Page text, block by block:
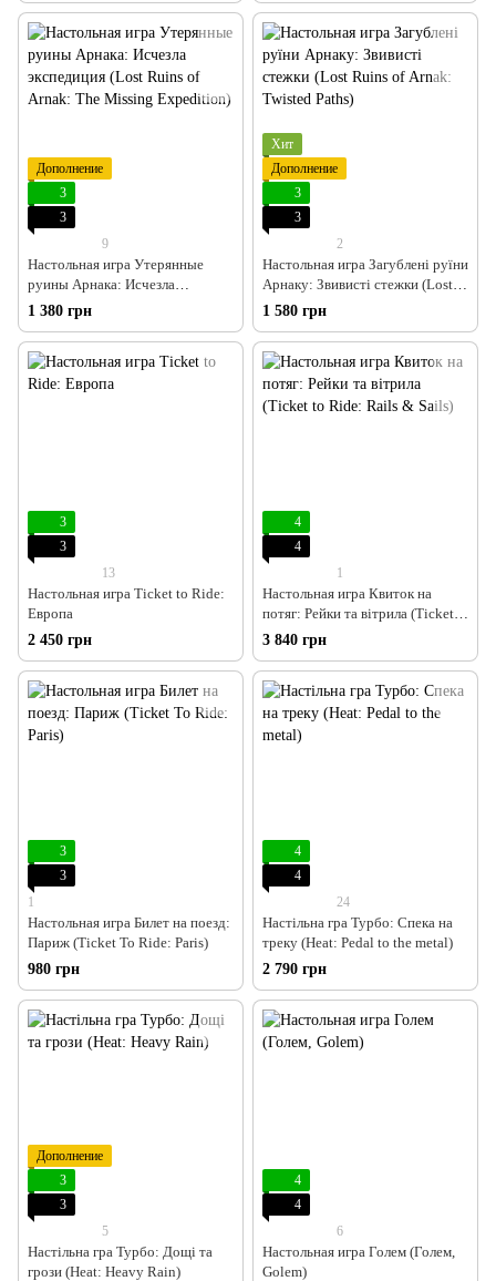
Дополнение
3
3
9
Настольная игра Утерянные
руины Арнака: Исчезла
экспедиция (Lost Ruins of Arnak:
The Missing Expedition)
1 380 грн
Хит
Дополнение
3
3
2
Настольная игра Загублені руїни
Арнаку: Звивисті стежки (Lost
Ruins of Arnak: Twisted Paths)
1 580 грн
3
3
13
Настольная игра Ticket to Ride:
Европа
2 450 грн
4
4
1
Настольная игра Квиток на
потяг: Рейки та вітрила (Ticket
to Ride: Rails & Sails)
3 840 грн
3
3
1
Настольная игра Билет на поезд:
Париж (Ticket To Ride: Paris)
980 грн
4
4
24
Настільна гра Турбо: Спека на
треку (Heat: Pedal to the metal)
2 790 грн
Дополнение
3
3
5
Настільна гра Турбо: Дощі та
грози (Heat: Heavy Rain)
4
4
6
Настольная игра Голем (Голем,
Golem)